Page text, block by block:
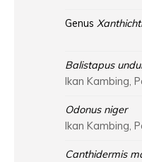
Genus
Balistapus
Ikan Kambing,
Odonus niger
Ikan Kambing,
Canthidermis